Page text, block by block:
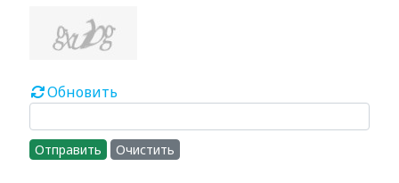
Обновить
Отправить Очистить